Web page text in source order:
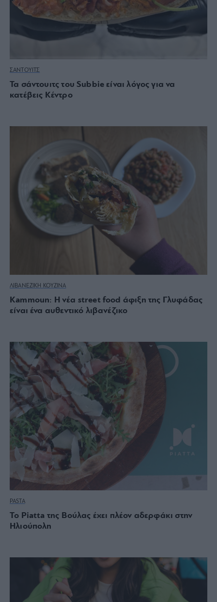
ΣΑΝΤΟΥΙΤΣ
Τα σάντουιτς του Subbie είναι λόγος για να
κατέβεις Κέντρο
ΛΙΒΑΝΕΖΙΚΗ ΚΟΥΖΙΝΑ
Kammoun: Η νέα street food άφιξη της Γλυφάδας
είναι ένα αυθεντικό λιβανέζικο
PASTA
Το Piatta της Βούλας έχει πλέον αδερφάκι στην
Ηλιούπολη